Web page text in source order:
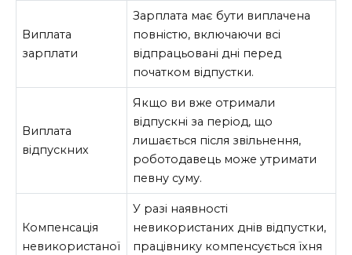
Виплата
зарплати
Зарплата має бути виплачена
повністю, включаючи всі
відпрацьовані дні перед
початком відпустки.
Виплата
відпускних
Якщо ви вже отримали
відпускні за період, що
лишається після звільнення,
роботодавець може утримати
певну суму.
Компенсація
невикористаної
У разі наявності
невикористаних днів відпустки,
працівнику компенсується їхня